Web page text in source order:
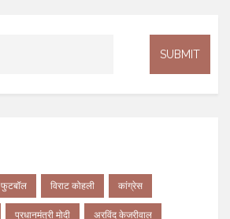
फुटबॉल विराट कोहली कांग्रेस
प्रधानमंत्री मोदी अरविंद केजरीवाल